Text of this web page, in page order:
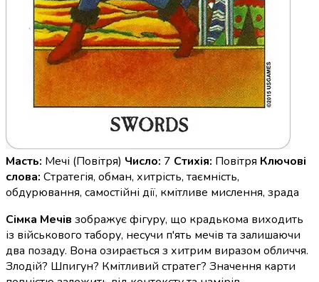
Масть: Мечі (Повітря) Число: 7 Стихія: Повітря Ключові
слова: Стратегія, обман, хитрість, таємність,
обдурювання, самостійні дії, кмітливе мислення, зрада
Сімка Мечів зображує фігуру, що крадькома виходить
із військового табору, несучи п'ять мечів та залишаючи
два позаду. Вона озирається з хитрим виразом обличчя.
Злодій? Шпигун? Кмітливий стратег? Значення карти